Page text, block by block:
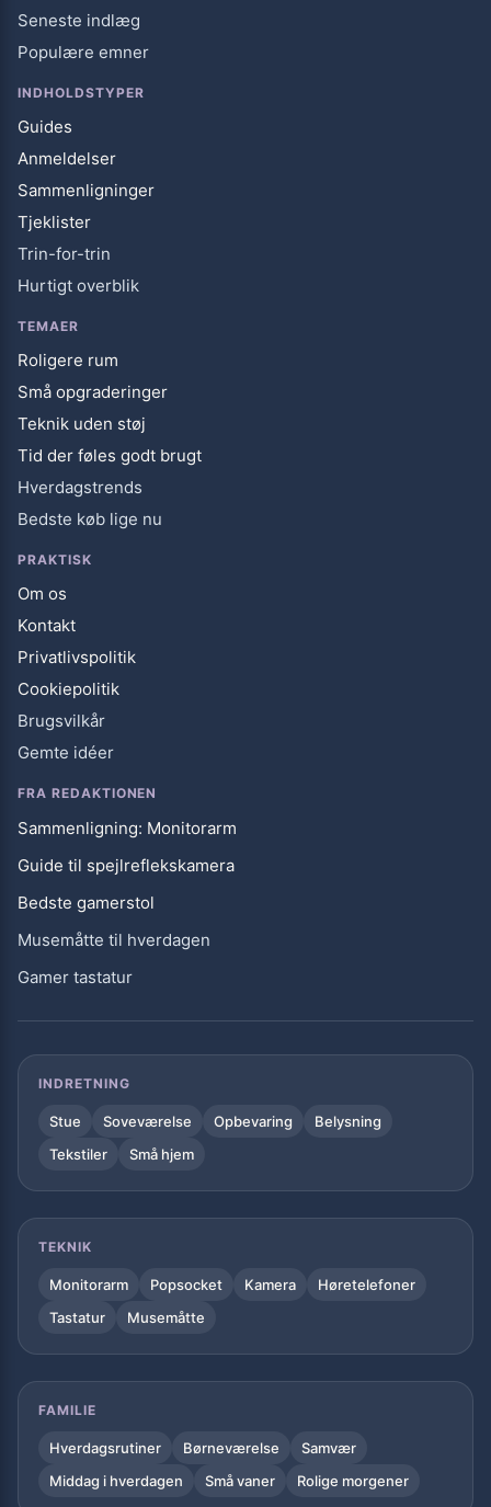
Seneste indlæg
Populære emner
INDHOLDSTYPER
Guides
Anmeldelser
Sammenligninger
Tjeklister
Trin-for-trin
Hurtigt overblik
TEMAER
Roligere rum
Små opgraderinger
Teknik uden støj
Tid der føles godt brugt
Hverdagstrends
Bedste køb lige nu
PRAKTISK
Om os
Kontakt
Privatlivspolitik
Cookiepolitik
Brugsvilkår
Gemte idéer
FRA REDAKTIONEN
Sammenligning: Monitorarm
Guide til spejlreflekskamera
Bedste gamerstol
Musemåtte til hverdagen
Gamer tastatur
INDRETNING
Stue Soveværelse Opbevaring
Belysning
Tekstiler
Små hjem
TEKNIK
Monitorarm Popsocket Kamera
Høretelefoner
Tastatur
Musemåtte
FAMILIE
Hverdagsrutiner Børneværelse
Samvær
Middag i hverdagen
Små vaner Rolige morgener